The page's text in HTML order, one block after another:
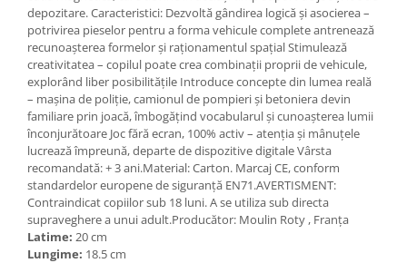
depozitare. Caracteristici: Dezvoltă gândirea logică și asocierea –
potrivirea pieselor pentru a forma vehicule complete antrenează
recunoașterea formelor și raționamentul spațial Stimulează
creativitatea – copilul poate crea combinații proprii de vehicule,
explorând liber posibilitățile Introduce concepte din lumea reală
– mașina de poliție, camionul de pompieri și betoniera devin
familiare prin joacă, îmbogățind vocabularul și cunoașterea lumii
înconjurătoare Joc fără ecran, 100% activ – atenția și mânuțele
lucrează împreună, departe de dispozitive digitale Vârsta
recomandată: + 3 ani.Material: Carton. Marcaj CE, conform
standardelor europene de siguranță EN71.AVERTISMENT:
Contraindicat copiilor sub 18 luni. A se utiliza sub directa
supraveghere a unui adult.Producător: Moulin Roty , Franța
Latime: 20 cm
Lungime: 18.5 cm